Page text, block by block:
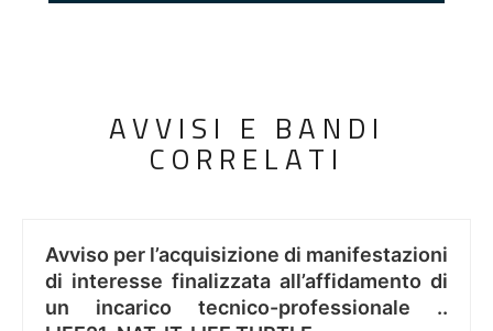
AVVISI E BANDI
CORRELATI
Avviso per l’acquisizione di manifestazioni
di interesse finalizzata all’affidamento di
un incarico tecnico-professionale ..